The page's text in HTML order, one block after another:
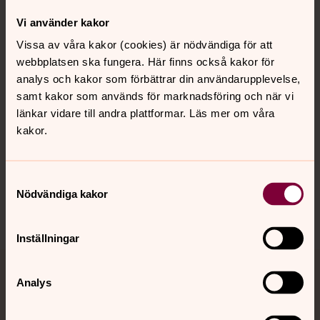
Vi använder kakor
Vissa av våra kakor (cookies) är nödvändiga för att
webbplatsen ska fungera. Här finns också kakor för
analys och kakor som förbättrar din användarupplevelse,
samt kakor som används för marknadsföring och när vi
länkar vidare till andra plattformar. Läs mer om våra
kakor.
Nödvändiga kakor
Inställningar
Analys
Kalender
Hitta snabbt
Jourhavande präst
Akut samtals- och krisstöd. Prata eller chatta anonymt